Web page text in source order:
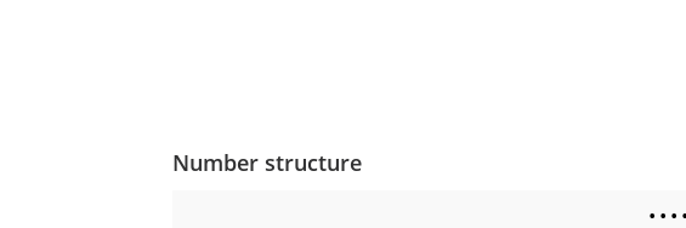
Number structure
• • • •